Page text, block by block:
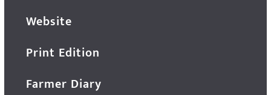
Website
Print Edition
Farmer Diary